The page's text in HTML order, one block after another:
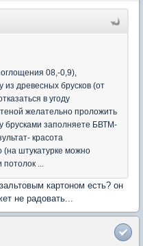
08,-0,9),
древесных брусков (от
в угоду
желательно проложить
брусками заполняете БВТМ-
красота
(на штукатурке можно
потолок ...
картоном есть? он
не радовать...